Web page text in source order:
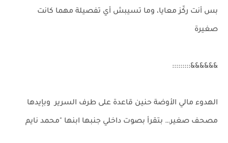
بس أنت ركّز معايا، وما تسيبش أي تفصيلة مهما كانت
صغيرة
&&&&&&:::::::::
الهدوء مالي الأوضة حنين قاعدة على طرف السرير وبإيدها
مصحف صغير… بتقرأ بصوت داخلي جنبها ابنها "محمد نايم